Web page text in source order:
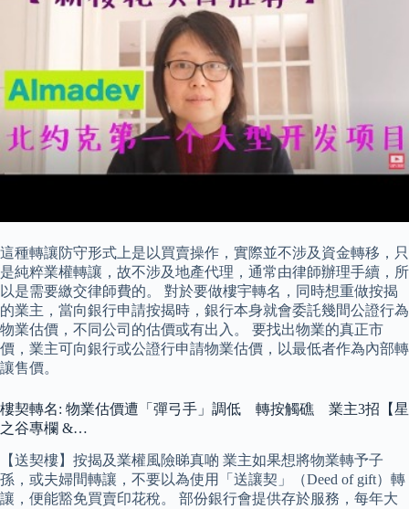
這種轉讓防守形式上是以買賣操作，實際並不涉及資金轉移，只
是純粹業權轉讓，故不涉及地產代理，通常由律師辦理手續，所
以是需要繳交律師費的。 對於要做樓宇轉名，同時想重做按揭
的業主，當向銀行申請按揭時，銀行本身就會委託幾間公證行為
物業估價，不同公司的估價或有出入。 要找出物業的真正市
價，業主可向銀行或公證行申請物業估價，以最低者作為內部轉
讓售價。
樓契轉名: 物業估價遭「彈弓手」調低 轉按觸礁 業主3招【星
之谷專欄 &…
【送契樓】按揭及業權風險睇真啲 業主如果想將物業轉予子
孫，或夫婦間轉讓，不要以為使用「送讓契」（Deed of gift）轉
讓，便能豁免買賣印花稅。 部份銀行會提供存於服務，每年大